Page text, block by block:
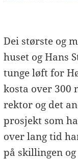
Dei største og
huset og Hans
tunge løft for
kosta over 300
rektor og det
prosjekt som
over lang tid
på skillingen